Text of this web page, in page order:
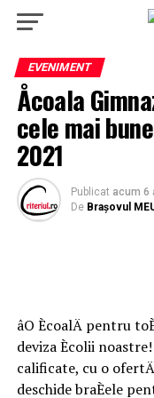
EVENIMENT
Åcoala
cele mai
2021
Publicat acum 6
De Brașovul
âO ÈcoalÄ pentru
deviza Ècolii
calificate, cu o ofertÄ
deschide braÈele